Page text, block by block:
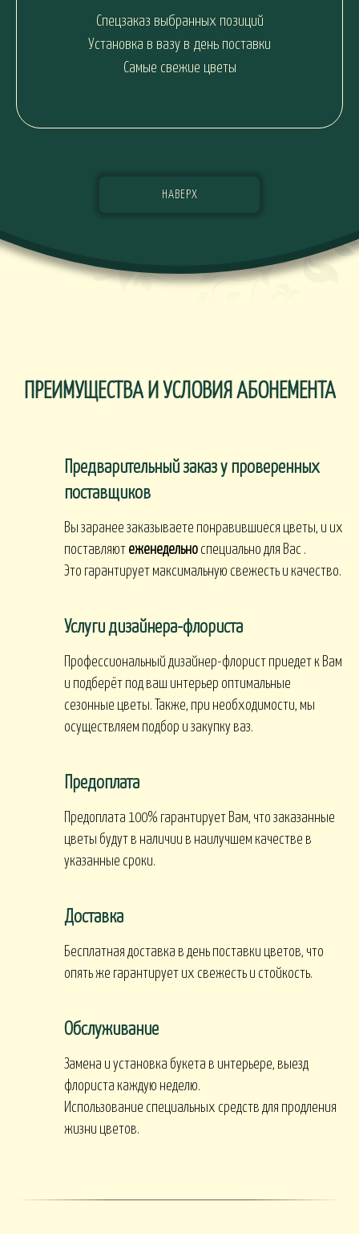
Спецзаказ выбранных позиций
Установка в вазу в день поставки
Самые свежие цветы
НАВЕРХ
ПРЕИМУЩЕСТВА И УСЛОВИЯ АБОНЕМЕНТА
Предварительный заказ у проверенных
поставщиков
Вы заранее заказываете понравившиеся цветы, и их
поставляют еженедельно специально для Вас .
Это гарантирует максимальную свежесть и качество.
Услуги дизайнера-флориста
Профессиональный дизайнер-флорист приедет к Вам
и подберёт под ваш интерьер оптимальные
сезонные цветы. Также, при необходимости, мы
осуществляем подбор и закупку ваз.
Предоплата
Предоплата 100% гарантирует Вам, что заказанные
цветы будут в наличии в наилучшем качестве в
указанные сроки.
Доставка
Бесплатная доставка в день поставки цветов, что
опять же гарантирует их свежесть и стойкость.
Обслуживание
Замена и установка букета в интерьере, выезд
флориста каждую неделю.
Использование специальных средств для продления
жизни цветов.